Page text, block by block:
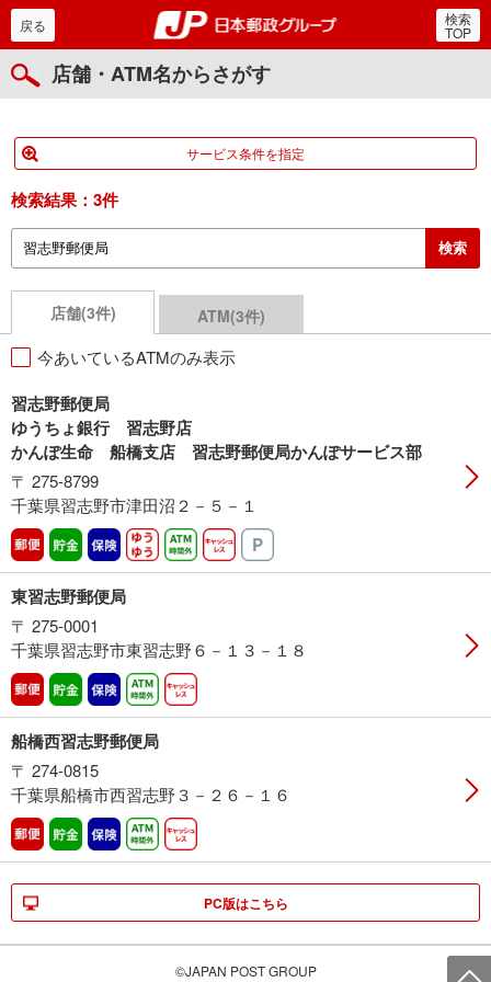
郵便局・日本郵政グルー
戻る 検索
TOP
店舗・ATM名からさがす
サービス条件を指定
検索結果： 3件
店舗(3件) ATM(3件)
今あいているATMのみ表示
習志野郵便局
ゆうちょ銀行 習志野店
かんぽ生命 船橋支店 習志野郵便局かんぽサービス部
〒 275-8799
千葉県習志野市津田沼２－５－１
郵便 貯金 保険 ゆうゆうATM時間外キャッシュレス
東習志野郵便局
〒 275-0001
千葉県習志野市東習志野６－１３－１８
郵便 貯金 保険 ATM時間外
船橋西習志野郵便局
〒 274-0815
千葉県船橋市西習志野３－２６－１６
郵便 貯金 保険 ATM時間外
PC版はこちら
©JAPAN POST GROUP